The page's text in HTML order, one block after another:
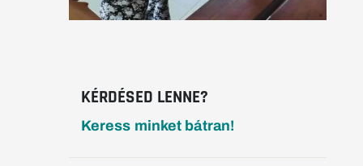
KÉRDÉSED LENNE?
Keress minket bátran!